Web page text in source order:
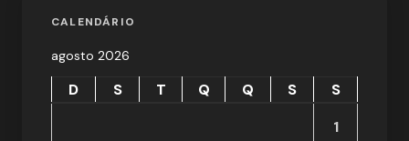
CALENDÁRIO
agosto 2026
D S T Q Q S
S
1